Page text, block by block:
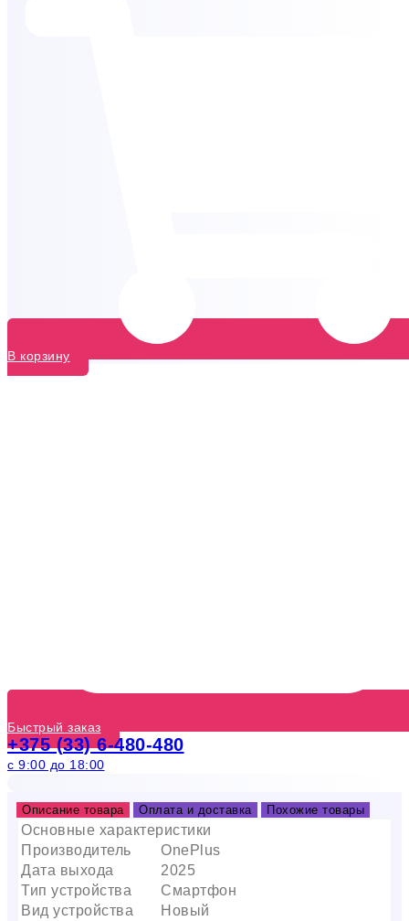
В корзину
Быстрый заказ
+375 (33) 6-480-480
с 9:00 до 18:00
Описание товара Оплата и доставка Похожие товары
Основные характеристики
Производитель
OnePlus
Дата выхода
2025
Тип устройства
Смартфон
Вид устройства
Новый